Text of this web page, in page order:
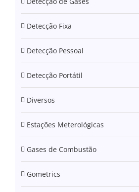
Detecção Fixa
Detecção Pessoal
Detecção Portátil
Diversos
Estações Meterológicas
Gases de Combustão
Gometrics